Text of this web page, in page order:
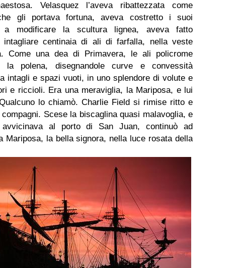
Velasquez l’aveva ribattezzata come
gli portava fortuna, aveva costretto i suoi
a modificare la scultura lignea, aveva fatto
intagliare centinaia di ali di farfalla, nella veste
Come una dea di Primavera, le ali policrome
la polena, disegnandole curve e convessità
intagli e spazi vuoti, in uno splendore di volute e
e riccioli. Era una meraviglia, la Mariposa, e lui
lo chiamò. Charlie Field si rimise ritto e
Scese la biscaglina quasi malavoglia, e
al porto di San Juan, continuò ad
Mariposa, la bella signora, nella luce rosata della